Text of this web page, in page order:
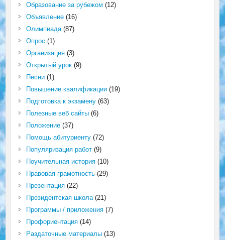
Образование за рубежом (12)
Объявление(16)
Олимпиада(87)
Опрос (1)
Организация(3)
Открытый урок(9)
Песни(1)
Повышение квалификации(19)
Подготовка к экзамену(63)
Полезные веб сайты(6)
Положение(37)
Помощь абитуриенту(72)
Популяризация работ(9)
Поучительная история(10)
Правовая грамотность(29)
Презентация(22)
Президентская школа(21)
Программы / приложения(7)
Профориентация(14)
Раздаточные материалы(13)